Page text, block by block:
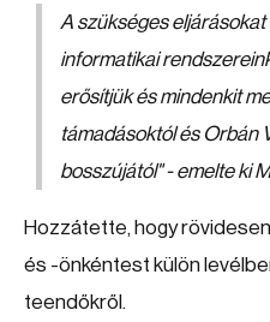
A szükséges eljárásokat
informatikai
erősítjük és mindenkit
támadásoktól és Orbán
bosszújától"- emelte ki
Hozzátette, hogy
és -önkéntest külön
teendőkről.